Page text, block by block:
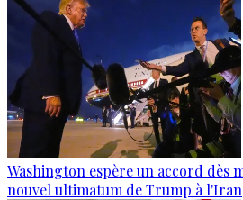
Washington espère un accord dès
nouvel ultimatum de Trump à l'Iran